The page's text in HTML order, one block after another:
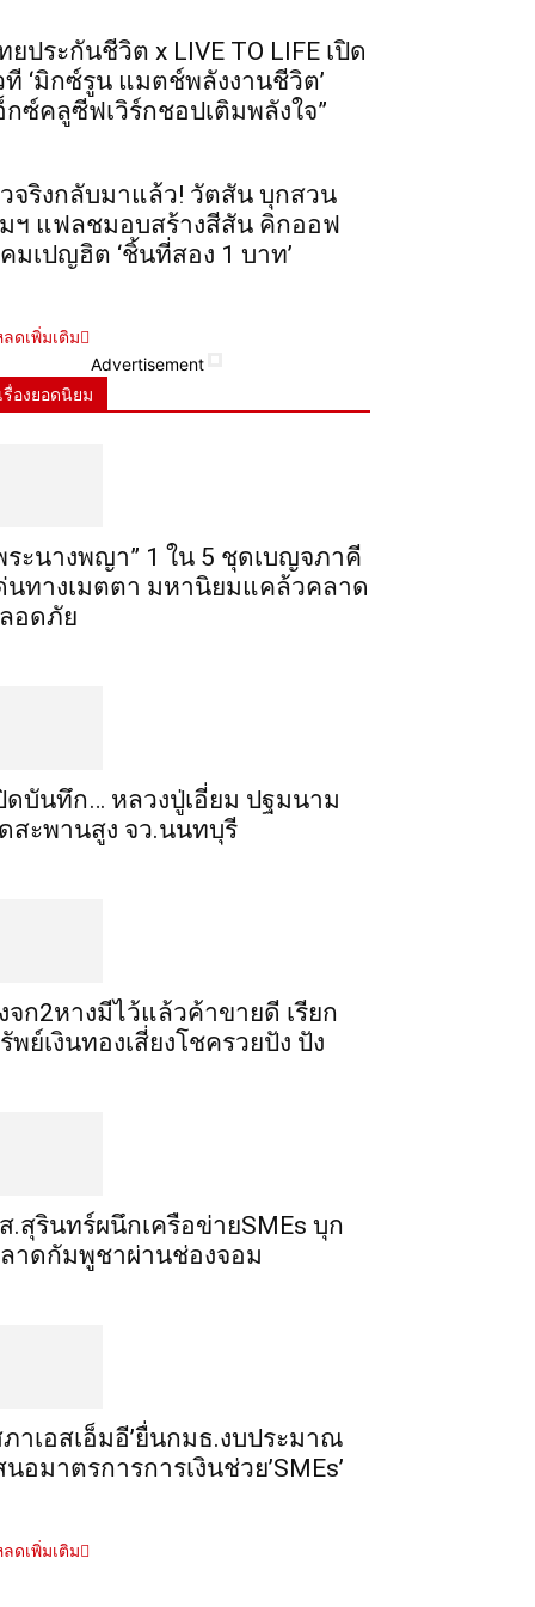
ยประกันชีวิต x LIVE TO LIFE เปิด
ที ‘มิกซ์รูน แมตช์พลังงานชีวิต’
กซ์คลูซีฟเวิร์กชอปเติมพลังใจ”
จริงกลับมาแล้ว! วัตสัน บุกสวน
ฯ แฟลชมอบสร้างสีสัน คิกออฟ
มเปญฮิต ‘ชิ้นที่สอง 1 บาท’
ดเพิ่มเติม
Advertisement
เรื่องยอดนิยม
ระ​นาง​พญา” 1 ใน 5​ ชุดเบญจ​ภาคี​
นทางเมตตา​ มหา​นิยม​แคล้วคลาด​
อดภัย​
ดบันทึก… หลวงปู่เอี่ยม ​ปฐม​นาม​
สะพานสูง​ จว.นนทบุรี
จก​2​หาง​มีไว้แล้ว​ค้าขาย​ดี​ เรียก​
พย์เงินทอง​เสี่ยงโชค​รวยปัง​ ปัง​
.สุรินทร์ผนึกเครือข่ายSMEs บุก
าดกัมพูชาผ่านช่องจอม
ภาเอสเอ็มอี’ยื่นกมธ.งบประมาณ
นอมาตรการการเงินช่วย’SMEs’
ดเพิ่มเติม